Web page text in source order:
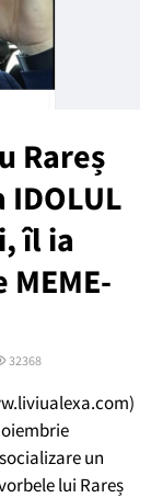
Rareș
IDOLUL
îl ia
32368
un
lui Rareș